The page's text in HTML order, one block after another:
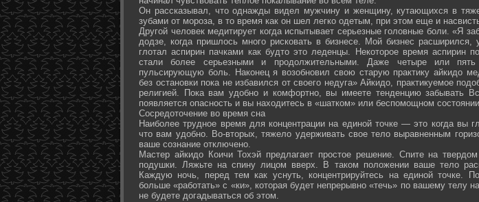
Он рассказывал, что однажды видел мужчину и женщину, кутающихся в
зубами от мороза, в то время как он шел легко одетым, при этом еще и
Другой человек медитирует когда испытывает серьезные головные боли. «Я
додзе, когда пришлось много рисковать в бизнесе. Мой бизнес расширился,
глотал аспирин пачками как будто это леденцы. Некоторое время аспирин
стали более серьезными и продолжительными. Даже четыре или
пульсирующую боль. Наконец я возобновил свою старую практику айкидо
без остановки пока не избавился от своего недуга» Айкидо, практикуемое
религией. Пока вам удобно и комфортно, вы имеете тенденцию забывать
появляется опасность и вы находитесь в «шатком» или беспомощном
Сосредоточение во время сна
Наиболее трудное время для концентрации на единой точке — это когда вы
что вам удобно. Во-вторых, тяжело удерживать свое тело выравненным
ваше сознание отключено.
Мастер айкидо Коичи Тохэй предлагает простое решение. Спите на
подушки. Ляжьте на спину лицом вверх. В таком положении ваше тело
Каждую ночь, перед тем как уснуть, концентрируйтесь на единой точке.
больше «работать» с «ки», которая будет непрерывно «течь» по вашему телу
не будете догадываться об этом.